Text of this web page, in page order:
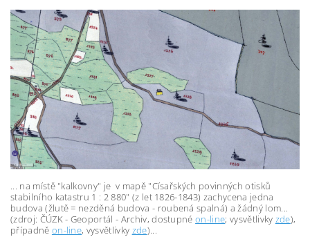
... na místě "kalkovny" je v mapě "Císařských povinných otisků
stabilního katastru 1 : 2 880" (z let 1826-1843) zachycena jedna
budova (žlutě = nezděná budova - roubená spalná) a žádný lom...
(zdroj: ČÚZK - Geoportál - Archiv, dostupnéon-line; vysvětlivky zde),
případně on-line, vysvětlivky zde)...